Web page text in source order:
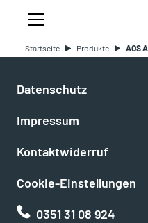
Startseite Produkte AOS
Datenschutz
Impressum
Kontaktwiderruf
Cookie-Einstellungen
0351 31 08 924